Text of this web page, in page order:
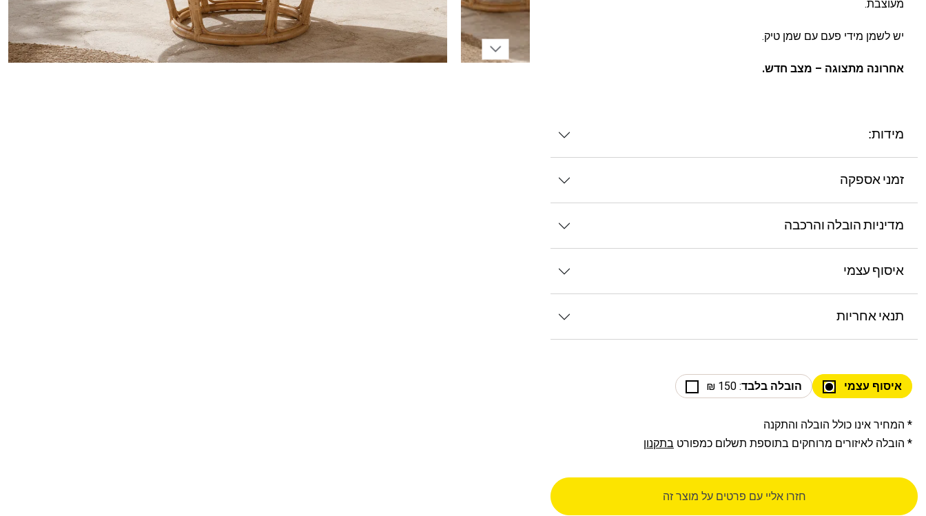
מעוצבת.
יש לשמן מידי פעם עם שמן טיק.
אחרונה מתצוגה – מצב חדש.
מידות:
זמני אספקה
מדיניות הובלה והרכבה
איסוף עצמי
תנאי אחריות
איסוף עצמי הובלה בלבד: 150 ₪
* המחיר אינו כולל הובלה והתקנה
* הובלה לאיזורים מרוחקים בתוספת תשלום כמפורט בתקנון
חזרו אליי עם פרטים על מוצר זה